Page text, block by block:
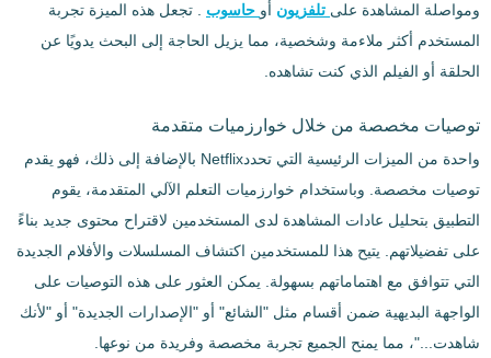
ومواصلة المشاهدة على تلفزيون أو حاسوب . تجعل هذه الميزة تجربة
المستخدم أكثر ملاءمة وشخصية، مما يزيل الحاجة إلى البحث يدويًا عن
الحلقة أو الفيلم الذي كنت تشاهده.
توصيات مخصصة من خلال خوارزميات متقدمة
واحدة من الميزات الرئيسية التي تحددNetflix بالإضافة إلى ذلك، فهو يقدم
توصيات مخصصة. وباستخدام خوارزميات التعلم الآلي المتقدمة، يقوم
التطبيق بتحليل عادات المشاهدة لدى المستخدمين لاقتراح محتوى جديد بناءً
على تفضيلاتهم. يتيح هذا للمستخدمين اكتشاف المسلسلات والأفلام الجديدة
التي تتوافق مع اهتماماتهم بسهولة. يمكن العثور على هذه التوصيات على
الواجهة البديهية ضمن أقسام مثل "الشائع" أو "الإصدارات الجديدة" أو "لأنك
شاهدت..."، مما يمنح الجميع تجربة مخصصة وفريدة من نوعها.